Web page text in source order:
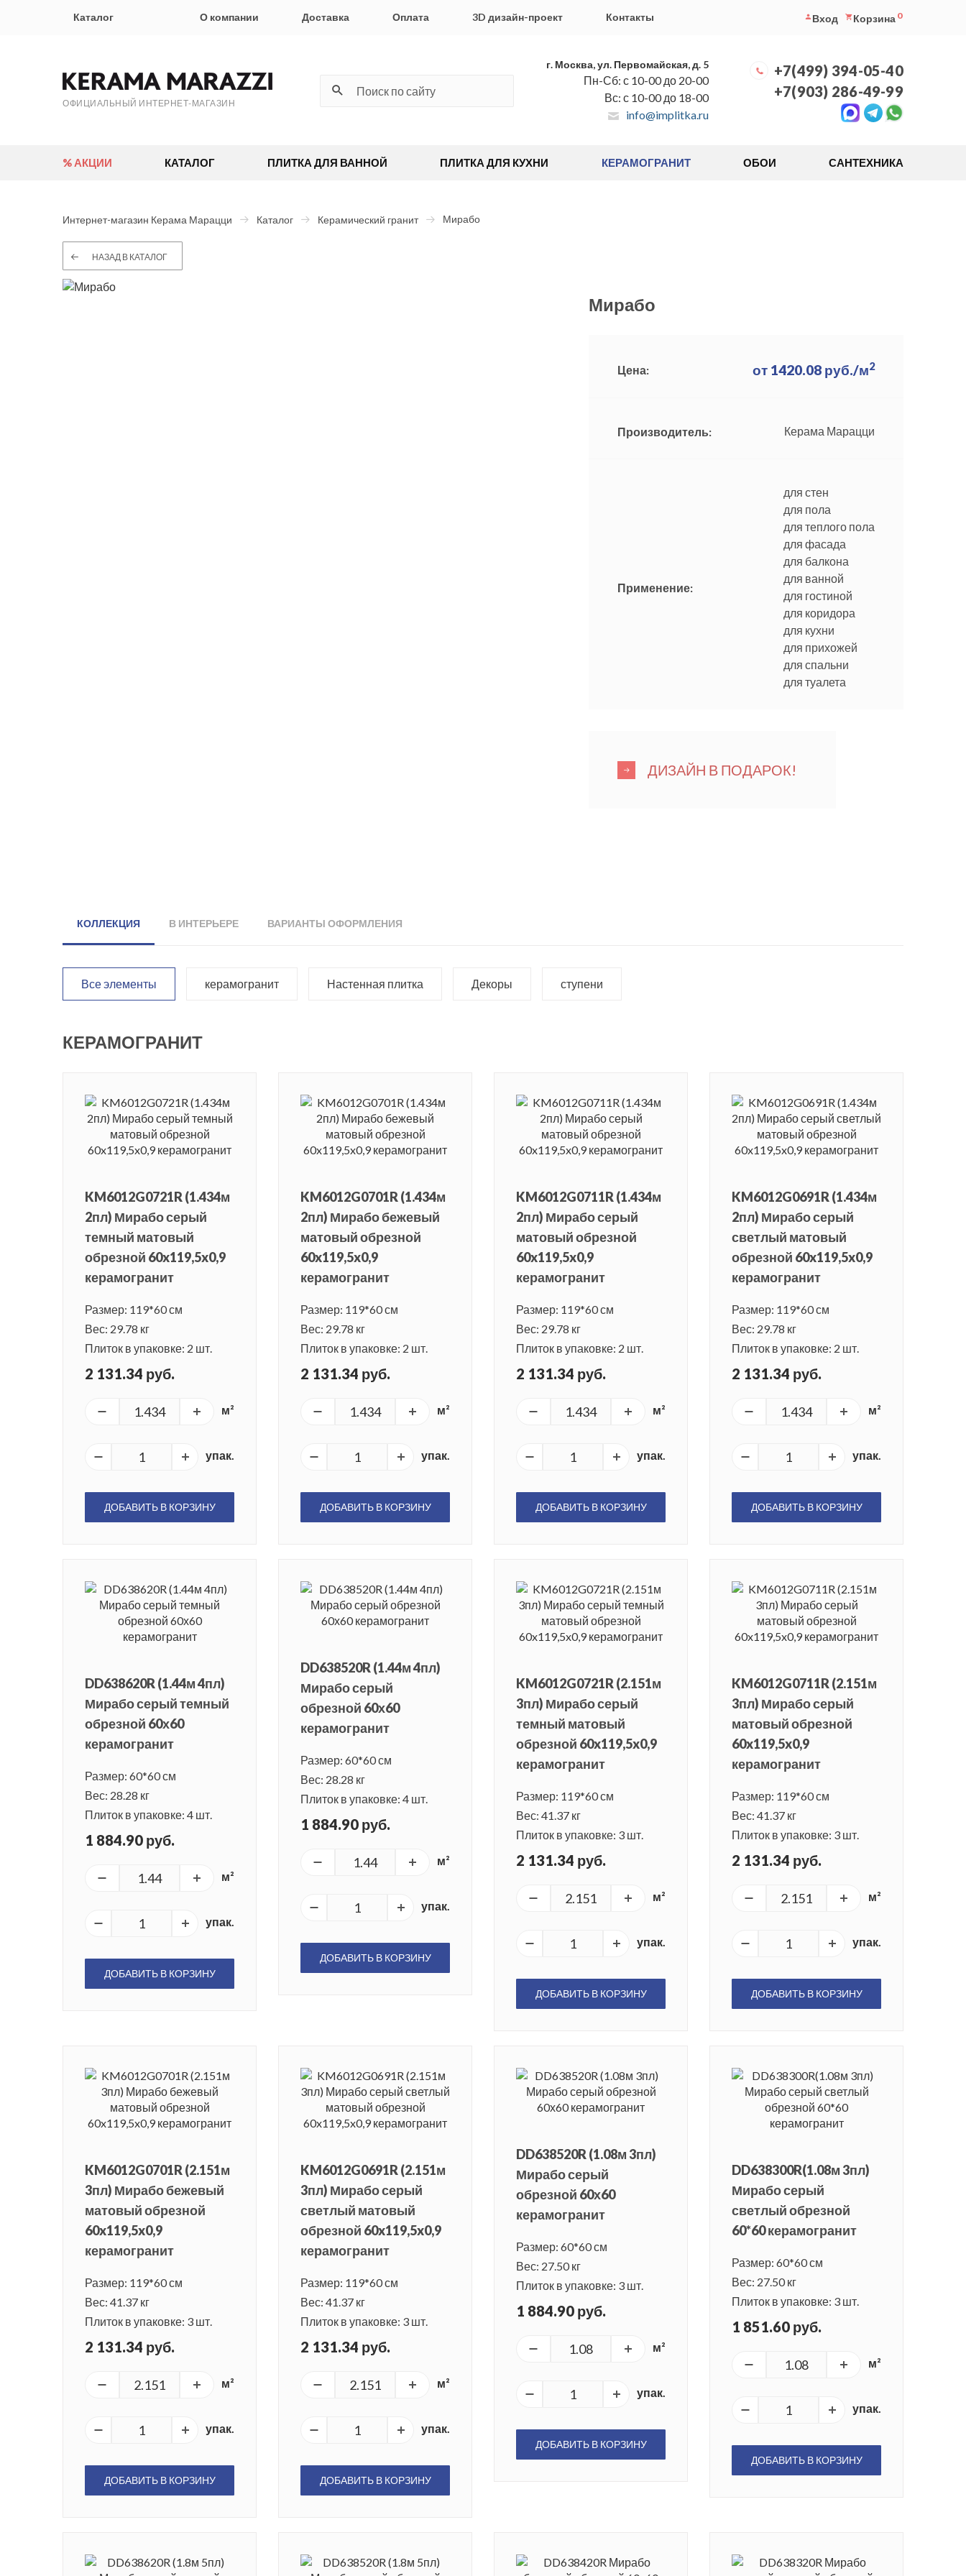
Каталог О компании Доставка Оплата 3D дизайн-проект Контакты Вход Корзина 0
ОФИЦИАЛЬНЫЙ ИНТЕРНЕТ-МАГАЗИН
г. Москва, ул. Первомайская, д. 5
Пн-Сб: с 10-00 до 20-00
Вс: с 10-00 до 18-00
info@implitka.ru
+7(499) 394-05-40
+7(903) 286-49-99
% АКЦИИ КАТАЛОГ ПЛИТКА ДЛЯ ВАННОЙ ПЛИТКА ДЛЯ КУХНИ КЕРАМОГРАНИТ ОБОИ САНТЕХНИКА
Интернет-магазин Керама Марацци Каталог Керамический гранит Мирабо
НАЗАД В КАТАЛОГ
Мирабо
Цена: от 1420.08 руб./м2
Производитель: Керама Марацци
Применение:
для стен
для пола
для теплого пола
для фасада
для балкона
для ванной
для гостиной
для коридора
для кухни
для прихожей
для спальни
для туалета
ДИЗАЙН В ПОДАРОК!
КОЛЛЕКЦИЯ В ИНТЕРЬЕРЕ ВАРИАНТЫ ОФОРМЛЕНИЯ
Все элементы керамогранит Настенная плитка Декоры ступени
КЕРАМОГРАНИТ
KM6012G0721R (1.434м
2пл) Мирабо серый
темный матовый
обрезной 60x119,5x0,9
керамогранит
Размер: 119*60 см
Вес: 29.78 кг
Плиток в упаковке: 2 шт.
2 131.34 руб.
м²
упак.
ДОБАВИТЬ В КОРЗИНУ
KM6012G0701R (1.434м
2пл) Мирабо бежевый
матовый обрезной
60x119,5x0,9
керамогранит
Размер: 119*60 см
Вес: 29.78 кг
Плиток в упаковке: 2 шт.
2 131.34 руб.
м²
упак.
ДОБАВИТЬ В КОРЗИНУ
KM6012G0711R (1.434м
2пл) Мирабо серый
матовый обрезной
60x119,5x0,9
керамогранит
Размер: 119*60 см
Вес: 29.78 кг
Плиток в упаковке: 2 шт.
2 131.34 руб.
м²
упак.
ДОБАВИТЬ В КОРЗИНУ
KM6012G0691R (1.434м
2пл) Мирабо серый
светлый матовый
обрезной 60x119,5x0,9
керамогранит
Размер: 119*60 см
Вес: 29.78 кг
Плиток в упаковке: 2 шт.
2 131.34 руб.
м²
упак.
ДОБАВИТЬ В КОРЗИНУ
DD638620R (1.44м 4пл)
Мирабо серый темный
обрезной 60х60
керамогранит
Размер: 60*60 см
Вес: 28.28 кг
Плиток в упаковке: 4 шт.
1 884.90 руб.
м²
упак.
ДОБАВИТЬ В КОРЗИНУ
DD638520R (1.44м 4пл)
Мирабо серый
обрезной 60х60
керамогранит
Размер: 60*60 см
Вес: 28.28 кг
Плиток в упаковке: 4 шт.
1 884.90 руб.
м²
упак.
ДОБАВИТЬ В КОРЗИНУ
KM6012G0721R (2.151м
3пл) Мирабо серый
темный матовый
обрезной 60x119,5x0,9
керамогранит
Размер: 119*60 см
Вес: 41.37 кг
Плиток в упаковке: 3 шт.
2 131.34 руб.
м²
упак.
ДОБАВИТЬ В КОРЗИНУ
KM6012G0711R (2.151м
3пл) Мирабо серый
матовый обрезной
60x119,5x0,9
керамогранит
Размер: 119*60 см
Вес: 41.37 кг
Плиток в упаковке: 3 шт.
2 131.34 руб.
м²
упак.
ДОБАВИТЬ В КОРЗИНУ
KM6012G0701R (2.151м
3пл) Мирабо бежевый
матовый обрезной
60x119,5x0,9
керамогранит
Размер: 119*60 см
Вес: 41.37 кг
Плиток в упаковке: 3 шт.
2 131.34 руб.
м²
упак.
ДОБАВИТЬ В КОРЗИНУ
KM6012G0691R (2.151м
3пл) Мирабо серый
светлый матовый
обрезной 60x119,5x0,9
керамогранит
Размер: 119*60 см
Вес: 41.37 кг
Плиток в упаковке: 3 шт.
2 131.34 руб.
м²
упак.
ДОБАВИТЬ В КОРЗИНУ
DD638520R (1.08м 3пл)
Мирабо серый
обрезной 60х60
керамогранит
Размер: 60*60 см
Вес: 27.50 кг
Плиток в упаковке: 3 шт.
1 884.90 руб.
м²
упак.
ДОБАВИТЬ В КОРЗИНУ
DD638300R(1.08м 3пл)
Мирабо серый
светлый обрезной
60*60 керамогранит
Размер: 60*60 см
Вес: 27.50 кг
Плиток в упаковке: 3 шт.
1 851.60 руб.
м²
упак.
ДОБАВИТЬ В КОРЗИНУ